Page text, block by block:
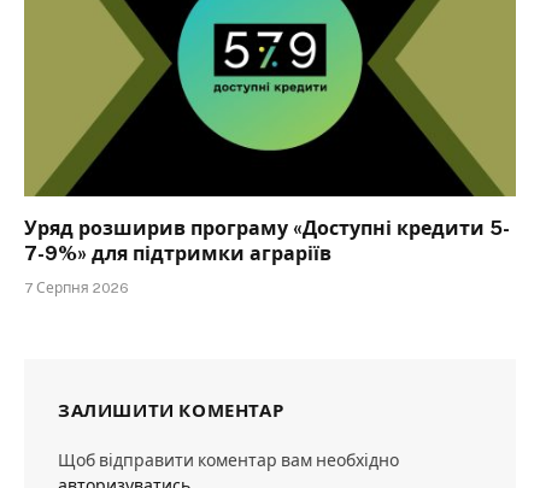
Уряд розширив програму «Доступні кредити 5-
7-9%» для підтримки аграріїв
7 Серпня 2026
ЗАЛИШИТИ КОМЕНТАР
Щоб відправити коментар вам необхідно